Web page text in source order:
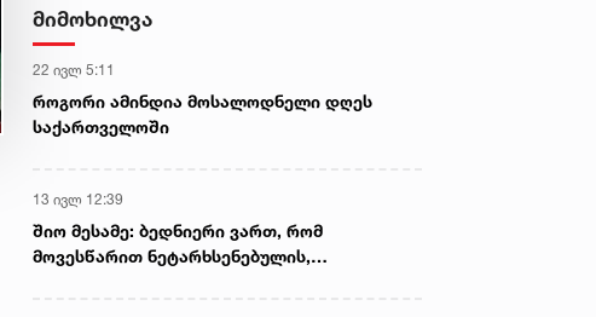
კვეთის ბრალდებით დააკავა
მიმოხილვა
22 ივლ 5:11
როგორი ამინდია მოსალოდნელი დღეს
საქართველოში
13 ივლ 12:39
შიო მესამე: ბედნიერი ვართ, რომ
მოვესწარით ნეტარხსენებულის,